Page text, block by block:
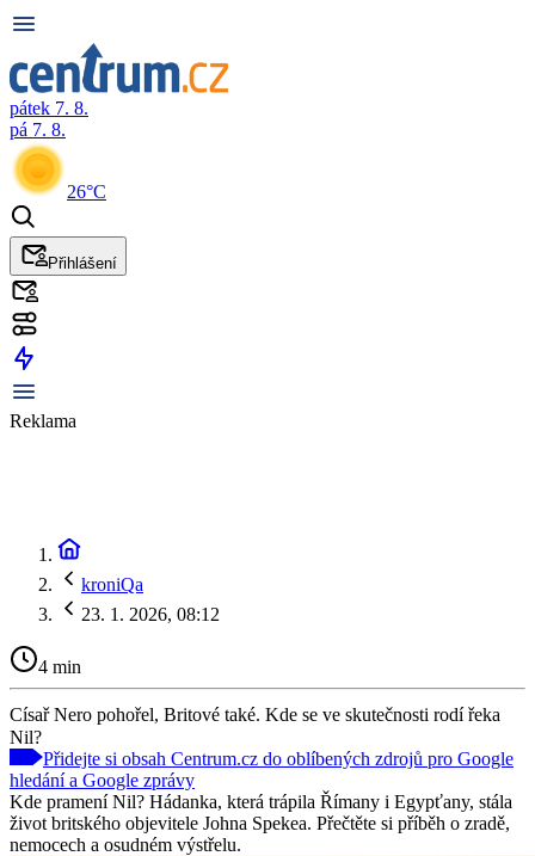
pátek 7. 8.
pá 7. 8.
26°C
Přihlášení
Reklama
kroniQa
23. 1. 2026, 08:12
4 min
Císař Nero pohořel, Britové také. Kde se ve skutečnosti rodí řeka
Nil?
Přidejte si obsah Centrum.cz do oblíbených zdrojů pro Google
hledání a Google zprávy
Kde pramení Nil? Hádanka, která trápila Římany i Egypťany, stála
život britského objevitele Johna Spekea. Přečtěte si příběh o zradě,
nemocech a osudném výstřelu.